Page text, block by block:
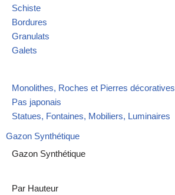
Schiste
Bordures
Granulats
Galets
Monolithes, Roches et Pierres décoratives
Pas japonais
Statues, Fontaines, Mobiliers, Luminaires
Gazon Synthétique
Gazon Synthétique
Par Hauteur